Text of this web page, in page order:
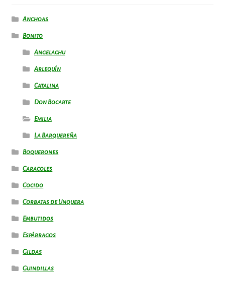
Anchoas
Bonito
Angelachu
Arlequín
Catalina
Don Bocarte
Emilia
La Barquereña
Boquerones
Caracoles
Cocido
Corbatas de Unquera
Embutidos
Espárragos
Gildas
Guindillas